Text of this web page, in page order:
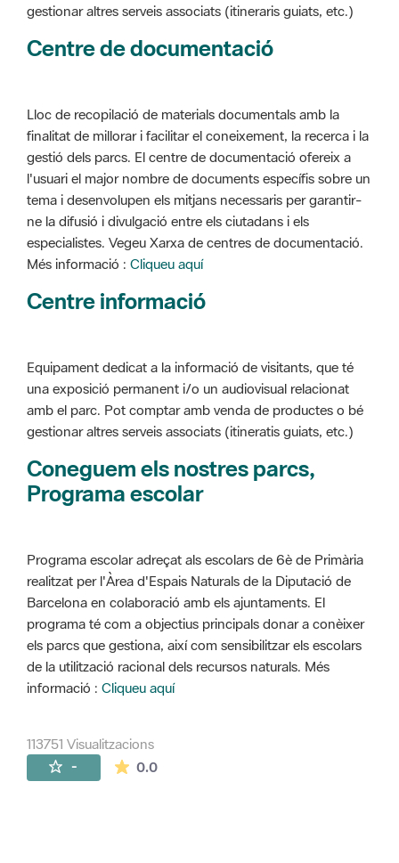
gestionar altres serveis associats (itineraris guiats, etc.)
Centre de documentació
Lloc de recopilació de materials documentals amb la
finalitat de millorar i facilitar el coneixement, la recerca i la
gestió dels parcs. El centre de documentació ofereix a
l'usuari el major nombre de documents específis sobre un
tema i desenvolupen els mitjans necessaris per garantir-
ne la difusió i divulgació entre els ciutadans i els
especialistes. Vegeu Xarxa de centres de documentació.
Més informació : Cliqueu aquí
Centre informació
Equipament dedicat a la informació de visitants, que té
una exposició permanent i/o un audiovisual relacionat
amb el parc. Pot comptar amb venda de productes o bé
gestionar altres serveis associats (itineratis guiats, etc.)
Coneguem els nostres parcs,
Programa escolar
Programa escolar adreçat als escolars de 6è de Primària
realitzat per l'Àrea d'Espais Naturals de la Diputació de
Barcelona en colaboració amb els ajuntaments. El
programa té com a objectius principals donar a conèixer
els parcs que gestiona, així com sensibilitzar els escolars
de la utilització racional dels recursos naturals. Més
informació : Cliqueu aquí
113751 Visualitzacions
- 0.0La mitjana de les valoracions és de 0